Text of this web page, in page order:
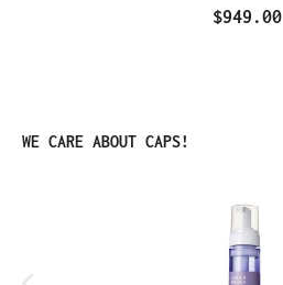
$949.00
Omitir la galería de productos
WE CARE ABOUT CAPS!